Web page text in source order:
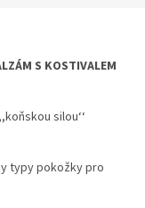
S KOSTIVALEM
silou‘‘
typy pokožky pro